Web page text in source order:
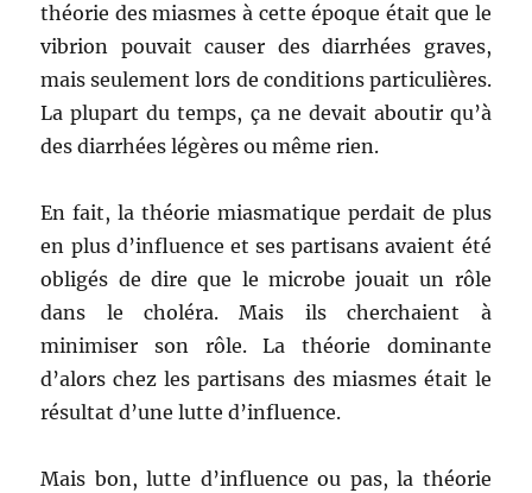
théorie des miasmes à cette époque était que le
vibrion pouvait causer des diarrhées graves,
mais seulement lors de conditions particulières.
La plupart du temps, ça ne devait aboutir qu’à
des diarrhées légères ou même rien.
En fait, la théorie miasmatique perdait de plus
en plus d’influence et ses partisans avaient été
obligés de dire que le microbe jouait un rôle
dans le choléra. Mais ils cherchaient à
minimiser son rôle. La théorie dominante
d’alors chez les partisans des miasmes était le
résultat d’une lutte d’influence.
Mais bon, lutte d’influence ou pas, la théorie